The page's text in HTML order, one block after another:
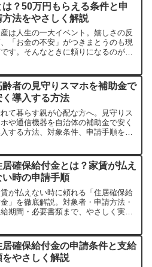
は？50万円もらえる条件と申
方法をやさしく解説
は人生の一大イベント。嬉しさの反
「お金の不安」がつきまとうのも現
す。そんなときに頼りになるのが、
50万円に増額され、多くの家庭にと
強力なサポート制度になりました。
記事では、制度の内容・申請方法・
点...
齢者の見守りスマホを補助金で
く導入する方法
て暮らす親が心配な方へ。見守りス
や通信機器を自治体の補助金で安く
する方法、対象条件、申請手順をや
居確保給付金とは？家賃が払え
い時の申請手順
が払えない時に頼れる「住居確保給
」を徹底解説。対象者・申請方法・
期間・必要書類まで、やさしく実践
居確保給付金の申請条件と支給
をやさしく解説